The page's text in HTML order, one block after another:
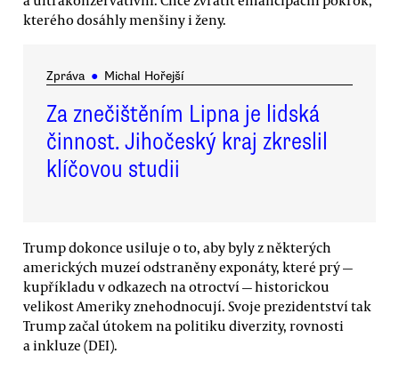
kterého dosáhly menšiny i ženy.
Zpráva ● Michal Hořejší
Za znečištěním Lipna je lidská
činnost. Jihočeský kraj zkreslil
klíčovou studii
Trump dokonce usiluje o to, aby byly z některých
amerických muzeí odstraněny exponáty, které prý —
kupříkladu v odkazech na otroctví — historickou
velikost Ameriky znehodnocují. Svoje prezidentství tak
Trump začal útokem na politiku diverzity, rovnosti
a inkluze (DEI).